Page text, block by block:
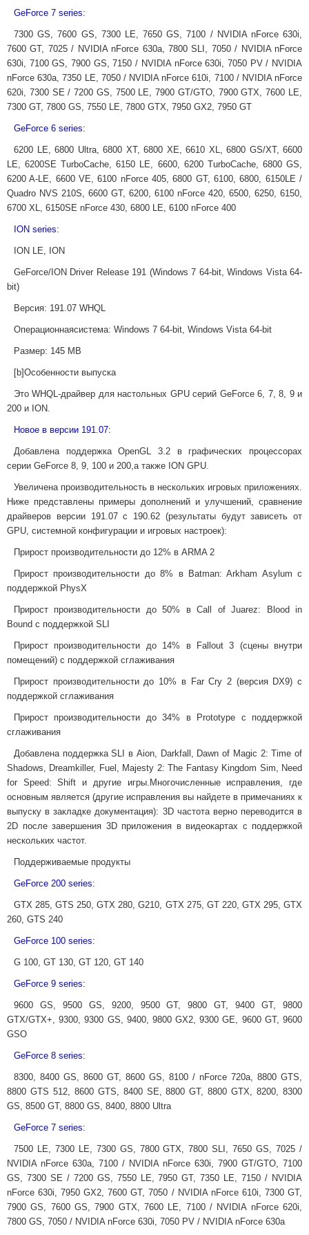
GeForce 7 series:
7300 GS, 7600 GS, 7300 LE, 7650 GS, 7100 / NVIDIA nForce 630i,
7600 GT, 7025 / NVIDIA nForce 630a, 7800 SLI, 7050 / NVIDIA nForce
630i, 7100 GS, 7900 GS, 7150 / NVIDIA nForce 630i, 7050 PV / NVIDIA
nForce 630a, 7350 LE, 7050 / NVIDIA nForce 610i, 7100 / NVIDIA nForce
620i, 7300 SE / 7200 GS, 7500 LE, 7900 GT/GTO, 7900 GTX, 7600 LE,
7300 GT, 7800 GS, 7550 LE, 7800 GTX, 7950 GX2, 7950 GT
GeForce 6 series:
6200 LE, 6800 Ultra, 6800 XT, 6800 XE, 6610 XL, 6800 GS/XT, 6600
LE, 6200SE TurboCache, 6150 LE, 6600, 6200 TurboCache, 6800 GS,
6200 A-LE, 6600 VE, 6100 nForce 405, 6800 GT, 6100, 6800, 6150LE /
Quadro NVS 210S, 6600 GT, 6200, 6100 nForce 420, 6500, 6250, 6150,
6700 XL, 6150SE nForce 430, 6800 LE, 6100 nForce 400
ION series:
ION LE, ION
GeForce/ION Driver Release 191 (Windows 7 64-bit, Windows Vista 64-
bit)
Версия: 191.07 WHQL
Операционнаясистема: Windows 7 64-bit, Windows Vista 64-bit
Размер: 145 MB
[b]Особенности выпуска
Это WHQL-драйвер для настольных GPU серий GeForce 6, 7, 8, 9 и
200 и ION.
Новое в версии 191.07:
Добавлена поддержка OpenGL 3.2 в графических процессорах
серии GeForce 8, 9, 100 и 200,а также ION GPU.
Увеличена производительность в нескольких игровых приложениях.
Ниже представлены примеры дополнений и улучшений, сравнение
драйверов версии 191.07 с 190.62 (результаты будут зависеть от
GPU, системной конфигурации и игровых настроек):
Прирост производительности до 12% в ARMA 2
Прирост производительности до 8% в Batman: Arkham Asylum с
поддержкой PhysX
Прирост производительности до 50% в Call of Juarez: Blood in
Bound с поддержкой SLI
Прирост производительности до 14% в Fallout 3 (сцены внутри
помещений) с поддержкой сглаживания
Прирост производительности до 10% в Far Cry 2 (версия DX9) с
поддержкой сглаживания
Прирост производительности до 34% в Prototype с поддержкой
сглаживания
Добавлена поддержка SLI в Aion, Darkfall, Dawn of Magic 2: Time of
Shadows, Dreamkiller, Fuel, Majesty 2: The Fantasy Kingdom Sim, Need
for Speed: Shift и другие игры.Многочисленные исправления, где
основным является (другие исправления вы найдете в примечаниях к
выпуску в закладке документация): 3D частота верно переводится в
2D после завершения 3D приложения в видеокартах с поддержкой
нескольких частот.
Поддерживаемые продукты
GeForce 200 series:
GTX 285, GTS 250, GTX 280, G210, GTX 275, GT 220, GTX 295, GTX
260, GTS 240
GeForce 100 series:
G 100, GT 130, GT 120, GT 140
GeForce 9 series:
9600 GS, 9500 GS, 9200, 9500 GT, 9800 GT, 9400 GT, 9800
GTX/GTX+, 9300, 9300 GS, 9400, 9800 GX2, 9300 GE, 9600 GT, 9600
GSO
GeForce 8 series:
8300, 8400 GS, 8600 GT, 8600 GS, 8100 / nForce 720a, 8800 GTS,
8800 GTS 512, 8600 GTS, 8400 SE, 8800 GT, 8800 GTX, 8200, 8300
GS, 8500 GT, 8800 GS, 8400, 8800 Ultra
GeForce 7 series:
7500 LE, 7300 LE, 7300 GS, 7800 GTX, 7800 SLI, 7650 GS, 7025 /
NVIDIA nForce 630a, 7100 / NVIDIA nForce 630i, 7900 GT/GTO, 7100
GS, 7300 SE / 7200 GS, 7550 LE, 7950 GT, 7350 LE, 7150 / NVIDIA
nForce 630i, 7950 GX2, 7600 GT, 7050 / NVIDIA nForce 610i, 7300 GT,
7900 GS, 7600 GS, 7900 GTX, 7600 LE, 7100 / NVIDIA nForce 620i,
7800 GS, 7050 / NVIDIA nForce 630i, 7050 PV / NVIDIA nForce 630a